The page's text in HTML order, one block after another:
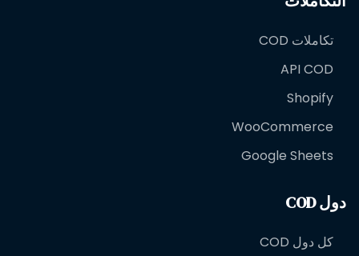
تكاملات COD
API COD
Shopify
WooCommerce
Google Sheets
دول COD
كل دول COD